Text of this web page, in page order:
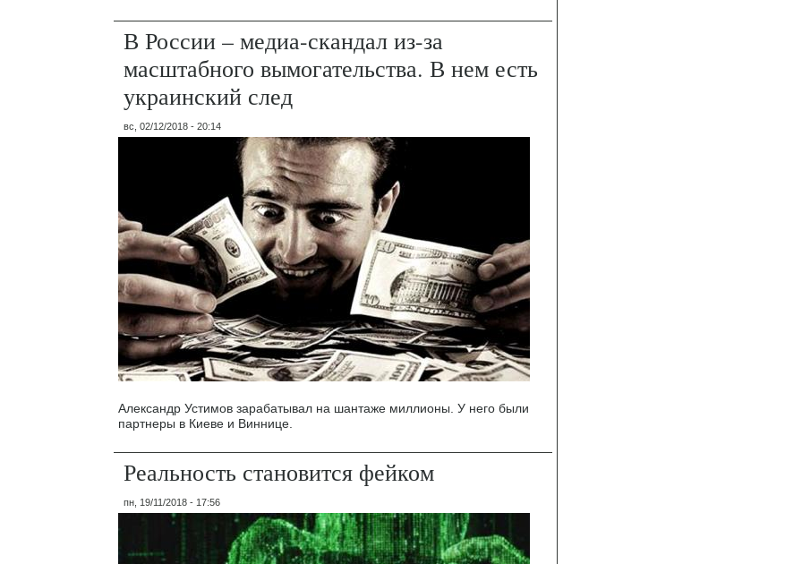
В России – медиа-скандал из-за
масштабного вымогательства. В нем есть
украинский след
вс, 02/12/2018 - 20:14
Александр Устимов зарабатывал на шантаже миллионы. У него были
партнеры в Киеве и Виннице.
Реальность становится фейком
пн, 19/11/2018 - 17:56